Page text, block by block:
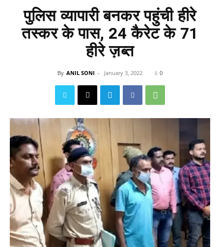
पुलिस व्यापारी बनकर पहुंची हीरे
तस्कर के पास, 24 कैरेट के 71
हीरे ज़ब्त
By ANIL SONI - January 3, 2022 0